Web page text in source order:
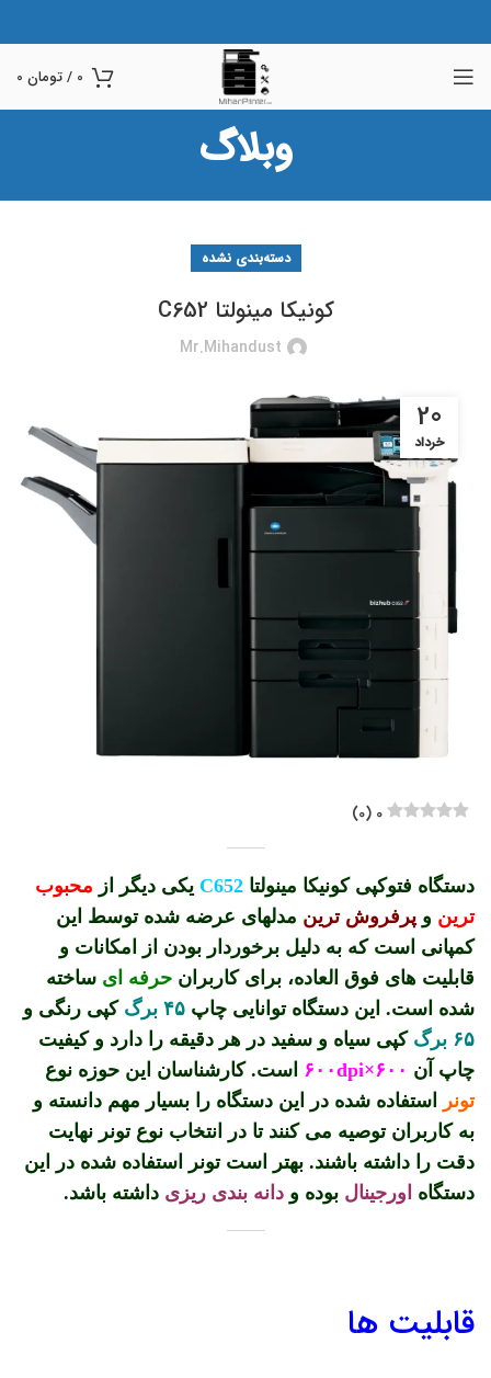
0
/تومان
وبلاگ
دسته‌بندی نشده
کونیکا مینولتا C652
Mr.mihandust
20
خرداد
0
(
0
)
دستگاه فتوکپی کونیکا مینولتا C652 یکی دیگر از محبوب
ترین و پرفروش ترین مدلهای عرضه شده توسط این
کمپانی است که به دلیل برخوردار بودن از امکانات و
قابلیت های فوق العاده، برای کاربران حرفه ای ساخته
شده است. این دستگاه توانایی چاپ ۴۵ برگ
کپی رنگی و
۶۵ برگ
کپی سیاه و سفید در هر دقیقه را دارد و کیفیت
چاپ آن ۶۰۰×۶۰۰dpi
است. کارشناسان این حوزه نوع
تونر
استفاده شده در این دستگاه را بسیار مهم دانسته و
به کاربران توصیه می کنند تا در انتخاب نوع تونر نهایت
دقت را داشته باشند. بهتر است تونر استفاده شده در این
دستگاه اورجینال بوده و دانه بندی ریزی داشته باشد.
قابلیت ها